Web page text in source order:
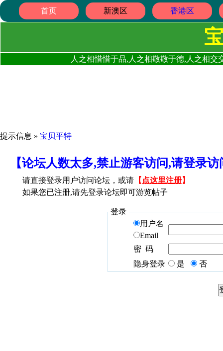
首页 新澳区 香港区
人之相惜惜于品,人之相敬敬于德,人之相
提示信息 » 宝贝平特
【论坛人数太多,禁止游客访问,请登录
请直接登录用户访问论坛，或请 【 点这里注册】
如果您已注册,请先登录论坛即可游览帖子
登录
用户名
Email
密 码
隐身登录
是 否